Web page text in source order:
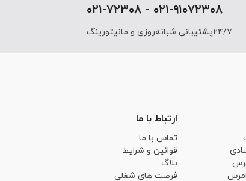
۰۲۱-۹۱۰۷۲۳۰۸ - ۰۲۱-۷۲۳۰۸
۲۴/۷پشتیبانی شبانه‌روزی و مانیتورینگ
ارتباط با ما
تماس با ما
قوانین و شرایط
بلاگ
فرصت های شغلی